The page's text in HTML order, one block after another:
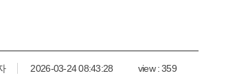
2026-03-24 08:43:28 view : 359